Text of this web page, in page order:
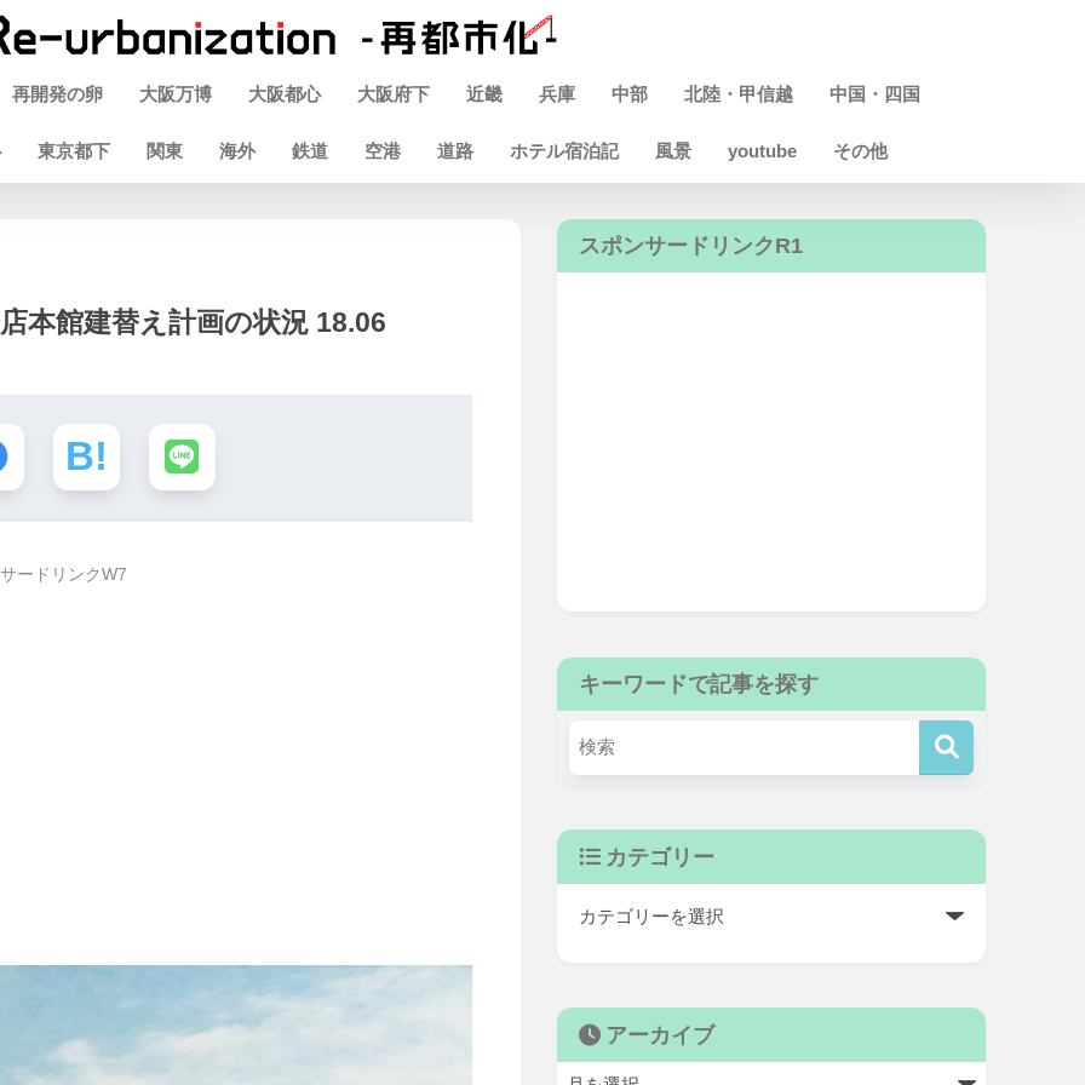
再開発の卵 大阪万博 大阪都心 大阪府下 近畿 兵庫 中部 北陸・甲信越 中国・四国
東京都下 関東 海外 鉄道 空港 道路 ホテル宿泊記 風景 youtube その他
本館建替え計画の状況 18.06
ードリンクW7
スポンサードリンクR1
キーワードで記事を探す
カテゴリー
アーカイブ